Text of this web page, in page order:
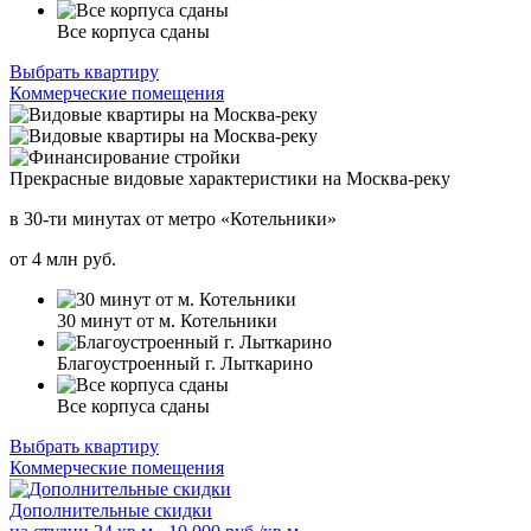
Все корпуса сданы
Выбрать квартиру
Коммерческие помещения
Прекрасные видовые характеристики на Москва-реку
в 30-ти минутах от метро «Котельники»
от 4 млн руб.
30 минут от м. Котельники
Благоустроенный г. Лыткарино
Все корпуса сданы
Выбрать квартиру
Коммерческие помещения
Дополнительные скидки